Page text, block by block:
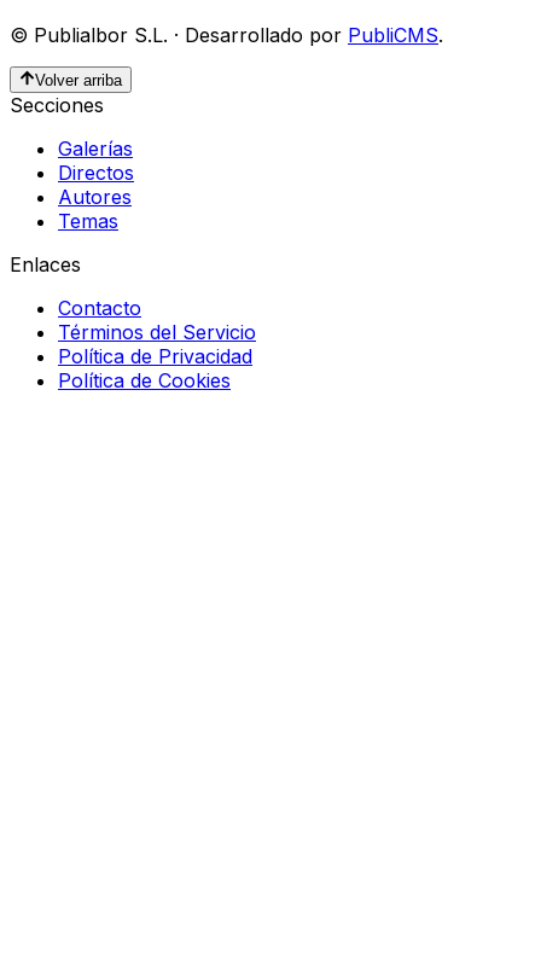
© Publialbor S.L. · Desarrollado por PubliCMS.
Volver arriba
Secciones
Galerías
Directos
Autores
Temas
Enlaces
Contacto
Términos del Servicio
Política de Privacidad
Política de Cookies